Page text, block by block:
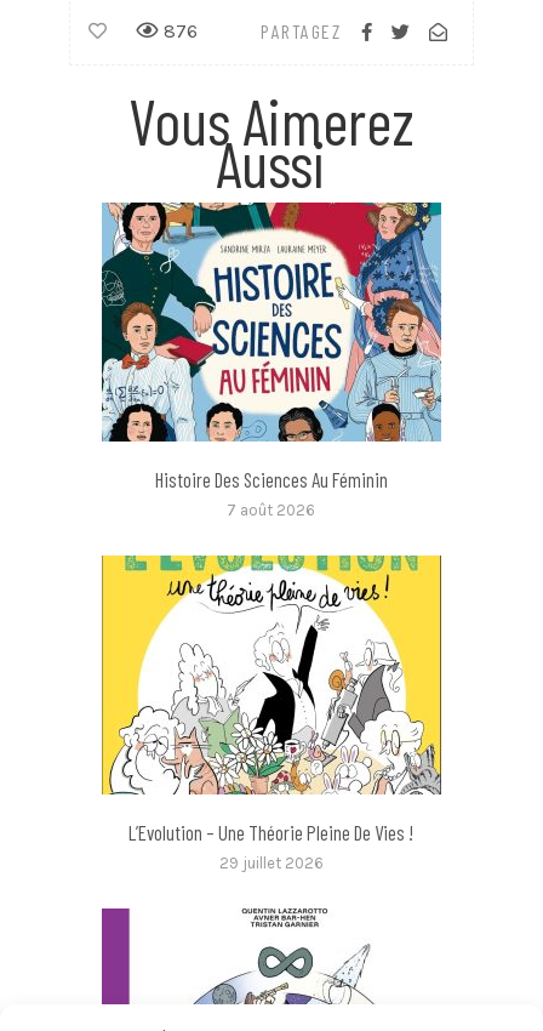
PARTAGEZ
876
Vous Aimerez
Aussi
Histoire Des Sciences Au Féminin
7 août 2026
L’Evolution – Une Théorie Pleine De Vies !
29 juillet 2026